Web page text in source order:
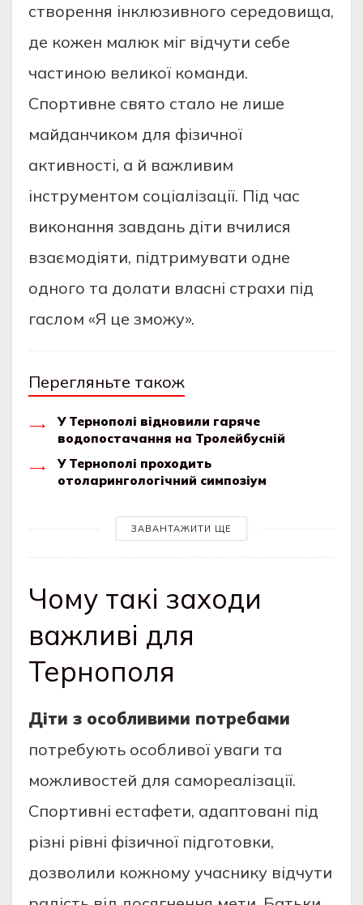
створення інклюзивного середовища,
де кожен малюк міг відчути себе
частиною великої команди.
Спортивне свято стало не лише
майданчиком для фізичної
активності, а й важливим
інструментом соціалізації. Під час
виконання завдань діти вчилися
взаємодіяти, підтримувати одне
одного та долати власні страхи під
гаслом «Я це зможу».
Перегляньте також
У Тернополі відновили гаряче
водопостачання на Тролейбусній
У Тернополі проходить
отоларингологічний симпозіум
ЗАВАНТАЖИТИ ЩЕ
Чому такі заходи
важливі для
Тернополя
Діти з особливими потребами
потребують особливої уваги та
можливостей для самореалізації.
Спортивні естафети, адаптовані під
різні рівні фізичної підготовки,
дозволили кожному учаснику відчути